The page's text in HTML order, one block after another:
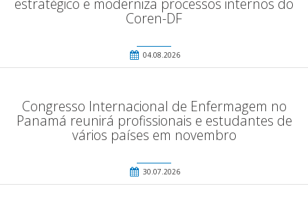
Coren-DF
04.08.2026
Congresso Internacional de Enfermagem no
Panamá reunirá profissionais e estudantes de
vários países em novembro
30.07.2026